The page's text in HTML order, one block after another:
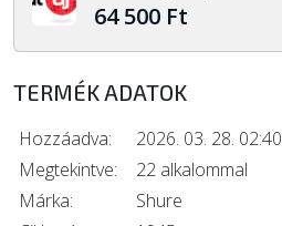
64 500 Ft
TERMÉK ADATOK
Hozzáadva:
2026. 03. 28. 02:40
Megtekintve:
22 alkalommal
Márka:
Shure